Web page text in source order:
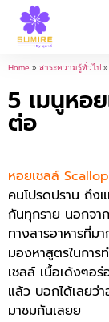
Home » สาระความรู้ทั่วไป »
5 เมนูหอ
ต่อ
หอยเชลล์ Scallop
คนโปรดปราน ถึง
กันทุกราย นอกจา
ทางสารอาหารที่ม
มองหาสูตรในการ
เชลล์ เนื้อเด้งๆอ
แล้ว บอกได้เลยว่
มาชมกันเลยย